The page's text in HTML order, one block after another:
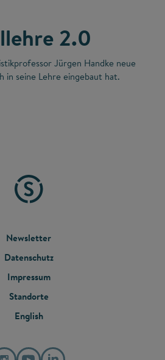
2.0
Jürgen Handke neue
seine Lehre eingebaut hat.
FOOTER
MENU
Newsletter
Datenschutz
Impressum
Standorte
English